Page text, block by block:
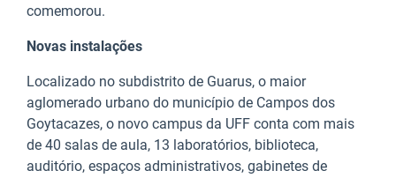
comemorou.
Novas instalações
Localizado no subdistrito de Guarus, o maior
aglomerado urbano do município de Campos dos
Goytacazes, o novo campus da UFF conta com mais
de 40 salas de aula, 13 laboratórios, biblioteca,
auditório, espaços administrativos, gabinetes de